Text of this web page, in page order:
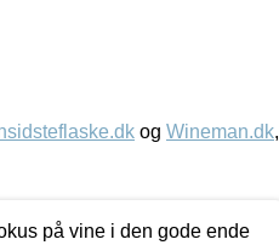
og Wineman.dk,
på vine i den gode ende